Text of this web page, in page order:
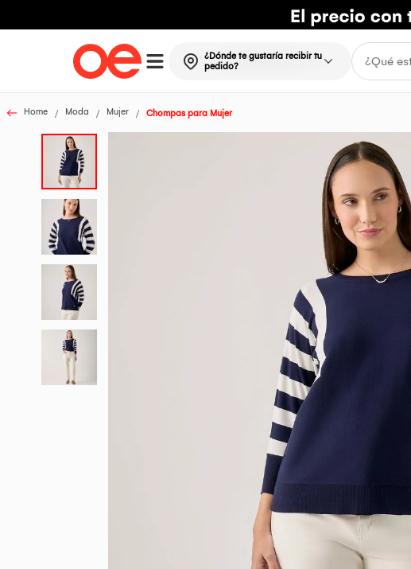
¿Dónde te gustaría recibir tu
pedido?
Home Moda Mujer Chompas para Mujer